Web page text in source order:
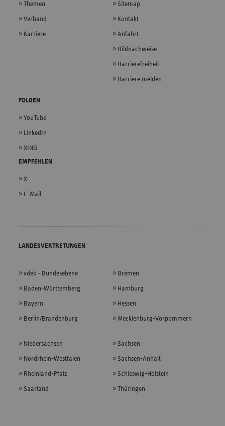
Themen
Verband
Karriere
Sitemap
Kontakt
Anfahrt
Bildnachweise
Barrierefreiheit
Barriere melden
FOLGEN
YouTube
LinkedIn
XING
EMPFEHLEN
X
E-Mail
LANDESVERTRETUNGEN
vdek - Bundesebene
Baden-Württemberg
Bayern
Berlin/Brandenburg
Bremen
Hamburg
Hessen
Mecklenburg-Vorpommern
Niedersachsen
Nordrhein-Westfalen
Rheinland-Pfalz
Saarland
Sachsen
Sachsen-Anhalt
Schleswig-Holstein
Thüringen